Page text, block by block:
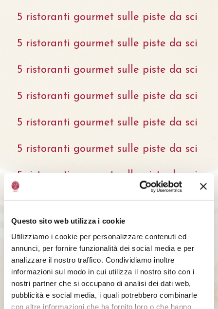
Questo sito web utilizza i cookie
Utilizziamo i cookie per personalizzare contenuti ed
annunci, per fornire funzionalità dei social media e per
analizzare il nostro traffico. Condividiamo inoltre
informazioni sul modo in cui utilizza il nostro sito con i
nostri partner che si occupano di analisi dei dati web,
pubblicità e social media, i quali potrebbero combinarle
con altre informazioni che ha fornito loro o che hanno
5 ristoranti gourmet sulle piste da sci
5 ristoranti gourmet sulle piste da sci
5 ristoranti gourmet sulle piste da sci
5 ristoranti gourmet sulle piste da sci
5 ristoranti gourmet sulle piste da sci
5 ristoranti gourmet sulle piste da sci
5 ristoranti gourmet sulle piste da sci
5 ristoranti gourmet sulle piste da sci
5 ristoranti gourmet sulle piste da sci
5 ristoranti gourmet sulle piste da sci